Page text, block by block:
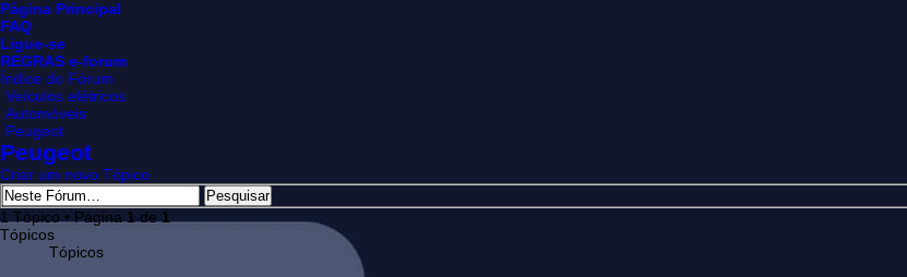
Página Principal
FAQ
Ligue-se
REGRAS e-forum
Índice do Fórum
Veículos elétricos
Automóveis
Peugeot
Peugeot
Criar um novo Tópico
1 Tópico • Página 1 de 1
Tópicos
Tópicos